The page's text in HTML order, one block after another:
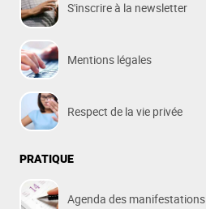
S'inscrire à la newsletter
Mentions légales
Respect de la vie privée
PRATIQUE
Agenda des manifestations